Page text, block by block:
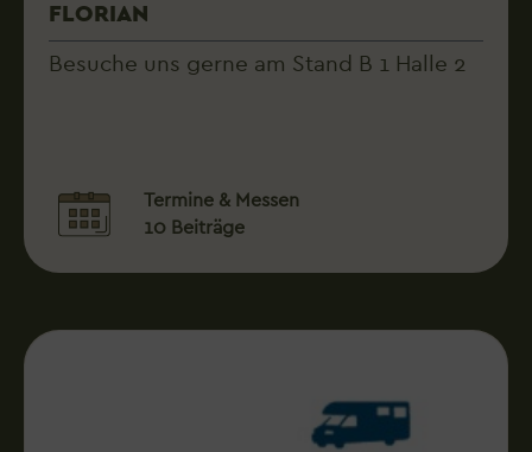
FLORIAN
Besuche uns gerne am Stand B 1 Halle 2
Termine & Messen
10 Beiträge